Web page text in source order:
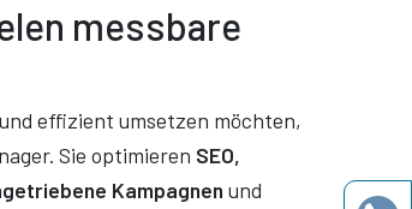
messbare
effizient umsetzen möchten,
Sie optimieren SEO,
Kampagnen und